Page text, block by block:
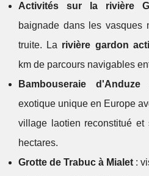
Activités sur la rivière
baignade dans les vasques
truite. La rivière gardon
km de parcours navigables
Bambouseraie d'Anduze:
exotique unique en Europe
village laotien reconstitué et
hectares.
Grotte de Trabuc à Mialet :